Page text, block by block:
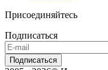
Присоединяйтесь
Подписаться